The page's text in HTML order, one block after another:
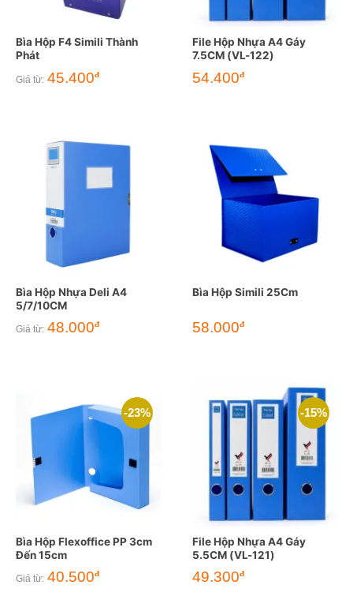
Bìa Hộp F4 Simili Thành
Phát
Giá từ: 45.400đ
File Hộp Nhựa A4 Gáy
7.5CM (VL-122)
Giá
gốc
54.400đGiá
Bìa Hộp Nhựa Deli A4
5/7/10CM
Giá từ: 48.000đ
Bìa Hộp Simili 25Cm
58.000đ
-23%
Bìa Hộp Flexoffice PP 3cm
Đến 15cm
Giá từ: 40.500đ
-15%
File Hộp Nhựa A4 Gáy
5.5CM (VL-121)
Giá
gốc
49.300đGiá